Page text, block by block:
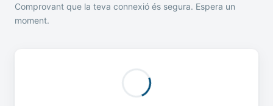
Comprovant que la teva connexió és segura. Espera un
moment.